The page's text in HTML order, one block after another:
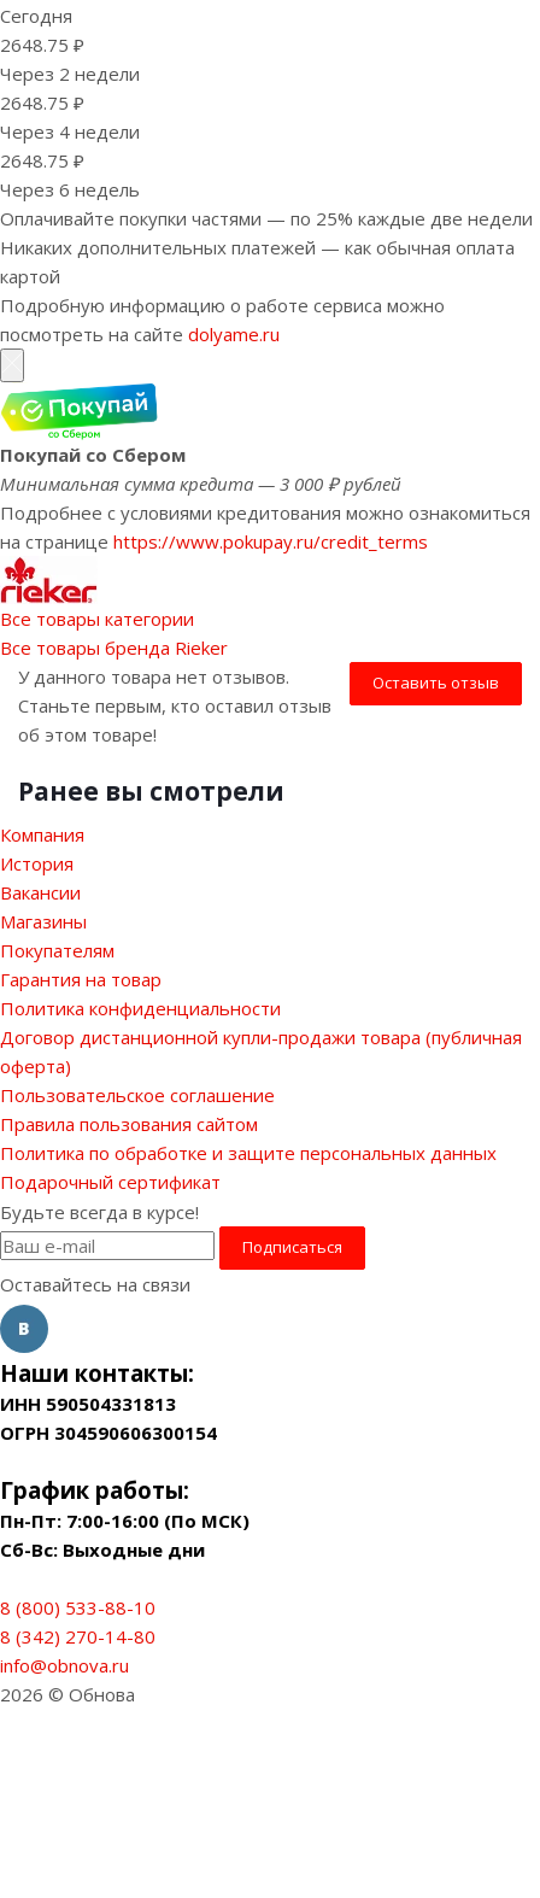
Сегодня
2648.75 ₽
Через 2 недели
2648.75 ₽
Через 4 недели
2648.75 ₽
Через 6 недель
Оплачивайте покупки частями — по 25% каждые две недели
Никаких дополнительных платежей — как обычная оплата
картой
Подробную информацию о работе сервиса можно
посмотреть на сайте dolyame.ru
Покупай со Сбером
Минимальная сумма кредита — 3 000 ₽ рублей
Подробнее с условиями кредитования можно ознакомиться
на странице https://www.pokupay.ru/credit_terms
Все товары категории
Все товары бренда Rieker
Оставить отзыв
У данного товара нет отзывов.
Станьте первым, кто оставил отзыв
об этом товаре!
Ранее вы смотрели
Компания
История
Вакансии
Магазины
Покупателям
Гарантия на товар
Политика конфиденциальности
Договор дистанционной купли-продажи товара (публичная
оферта)
Пользовательское соглашение
Правила пользования сайтом
Политика по обработке и защите персональных данных
Подарочный сертификат
Будьте всегда в курсе!
Оставайтесь на связи
Наши контакты:
ИНН 590504331813
ОГРН 304590606300154
График работы:
Пн-Пт: 7:00-16:00 (По МСК)
Сб-Вс: Выходные дни
8 (800) 533-88-10
8 (342) 270-14-80
info@obnova.ru
2026 © Обнова